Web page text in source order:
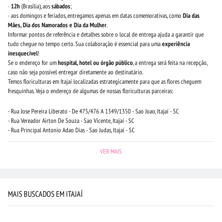
· 12h(Brasília), aossábados;
· aos domingos e feriados, entregamos apenas em datas comemorativas, comoDia das
Mães, Dia dos Namorados e Dia da Mulher.
Informar pontos de referência e detalhes sobre o local de entrega ajuda a garantir que
tudo chegue no tempo certo. Sua colaboração é essencial para umaexperiência
inesquecível!
Se o endereço for umhospital, hotel ou órgão público, a entrega será feita na recepção,
caso não seja possível entregar diretamente ao destinatário.
Temos floriculturas em Itajaí localizadas estrategicamente para que as flores cheguem
fresquinhas. Veja o endereço de algumas de nossas floriculturas parceiras:
- Rua Jose Pereira Liberato - De 475/476 A 1349/1350 - Sao Joao, Itajaí - SC
- Rua Vereador Airton De Souza - Sao Vicente, Itajaí - SC
- Rua Principal Antonio Adao Dias - Sao Judas, Itajaí - SC
VER MAIS
MAIS BUSCADOS EM ITAJAÍ